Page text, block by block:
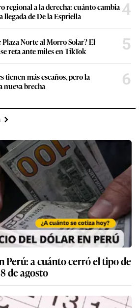
regional a la derecha: cuánto cambia
de De la Espriella
4
Norte al Morro Solar? El
reta ante miles en TikTok
5
tienen más escaños, pero la
nueva brecha
6
Perú: a cuánto cerró el tipo de
de agosto